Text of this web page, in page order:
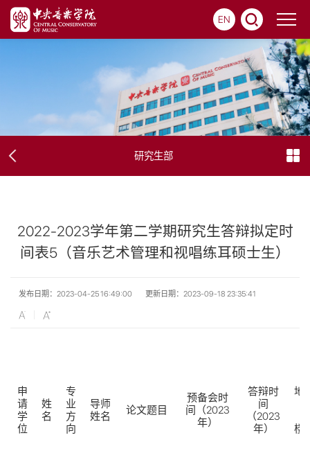
EN
研究生部
2022-2023学年第二学期研究生答辩拟定时
间表5（音乐艺术管理和视唱练耳硕士生）
发布日期：2023-04-25 16:49:00 更新日期：2023-09-18 23:35:41
申
请
学
位
姓
名
专
业
方
向
导师
姓名
论文题目
预备会时
间（2023
年）
答辩时
间
（2023
年）
地
楼